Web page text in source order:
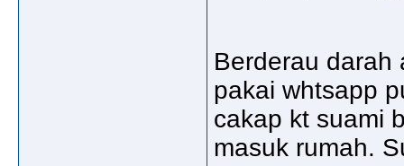
Berderau darah
pakai whtsapp
cakap kt suami
masuk rumah.